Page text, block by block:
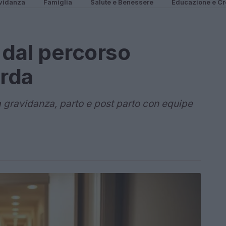
Famiglia Salute e Benessere Educazione e
percorso
parto e post parto con equipe